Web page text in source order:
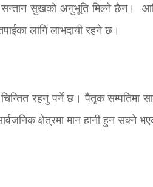
सुखको अनुभूति मिल्ने छैन।
लागि लाभदायी रहने छ।
रहनु पर्ने छ। पैतृक सम्पतिमा
क्षेत्रमा मान हानी हुन सक्ने